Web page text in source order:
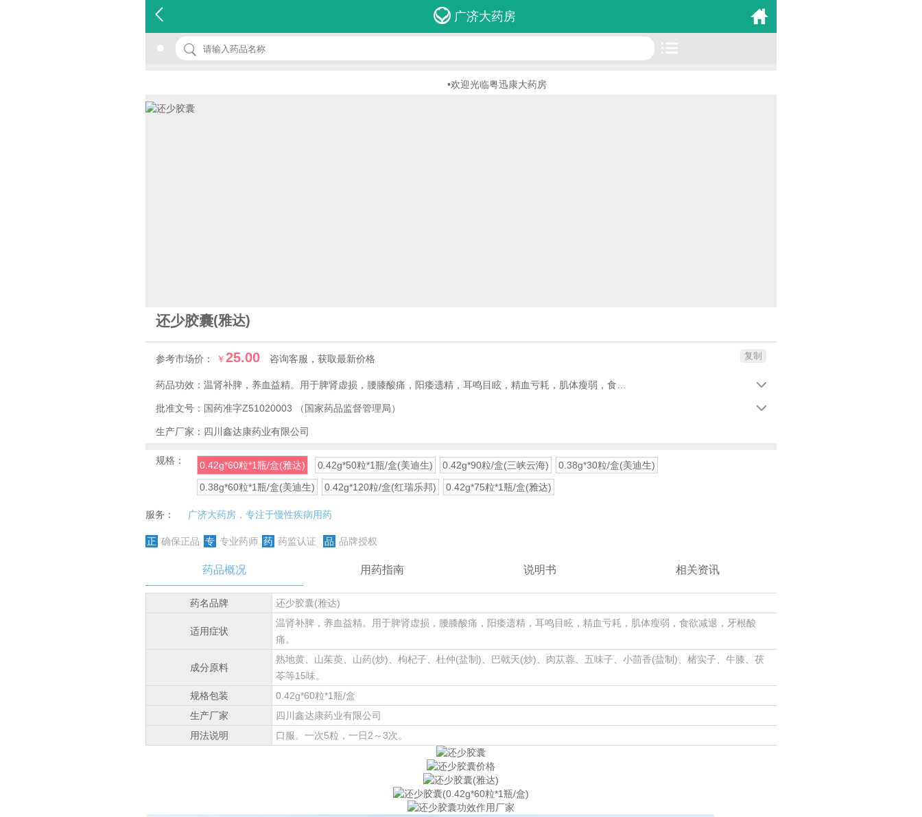
广济大药房
•欢迎光临粤迅康大药房
还少胶囊(雅达)
参考市场价： ￥25.00 咨询客服，获取最新价格 复制
药品功效： 
批准文号： 国药准字Z51020003 （国家药品监督管理局） 
生产厂家： 四川鑫达康药业有限公司
规格： 0.42g*60粒*1瓶/盒(雅达) 0.42g*50粒*1瓶/盒(美迪生) 0.42g*90粒/盒(三峡云海)
0.38g*30粒/盒(美迪生)
0.38g*60粒*1瓶/盒(美迪生)
0.42g*120粒/盒(红瑞乐邦) 0.42g*75粒*1瓶/盒(雅达)
服务： 广济大药房，专注于慢性疾病用药
正 确保正品 专 专业药师 药 药监认证 品 品牌授权
药品概况 用药指南 说明书 相关资讯
药名品牌 还少胶囊(雅达)
适用症状
温肾补脾，养血益精。用于脾肾虚损，腰膝酸痛，阳痿遗精，耳鸣目眩，精血亏耗，肌体瘦弱，食欲减退，牙根酸
痛。
成分原料
熟地黄、山茱萸、山药(炒)、枸杞子、杜仲(盐制)、巴戟天(炒)、肉苁蓉、五味子、小茴香(盐制)、楮实子、牛膝、茯
苓等15味。
规格包装
0.42g*60粒*1瓶/盒
生产厂家
四川鑫达康药业有限公司
用法说明
口服。一次5粒，一日2～3次。